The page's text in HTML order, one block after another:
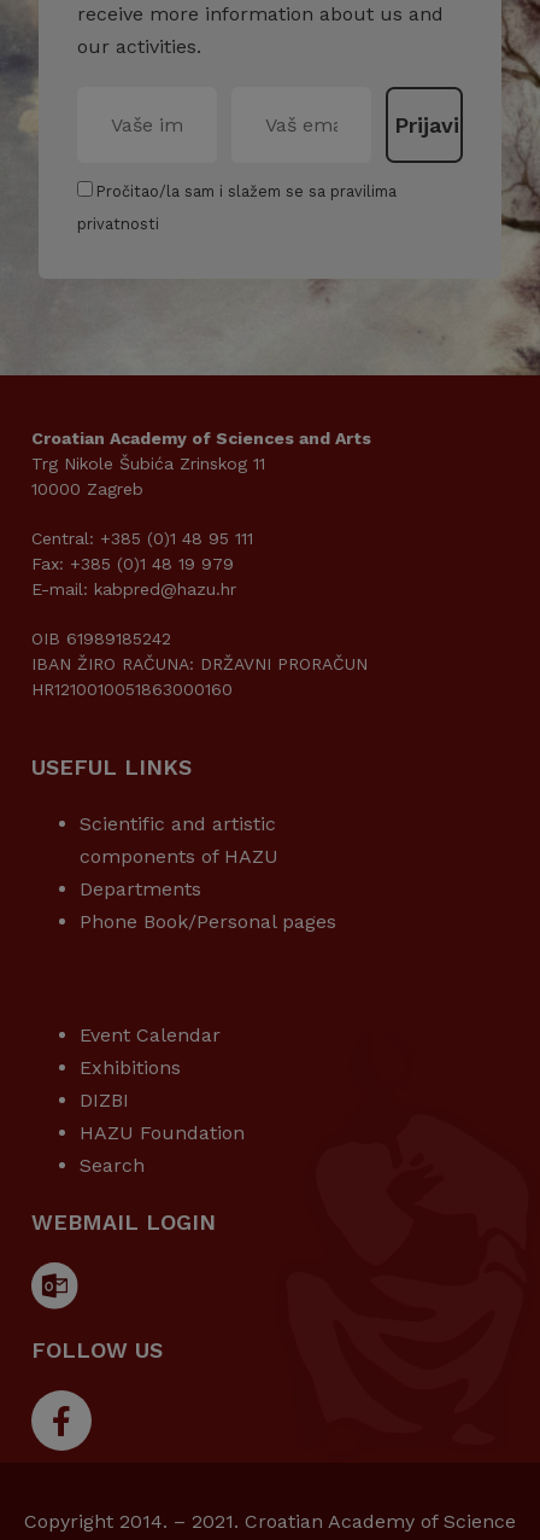
receive more information about us and
our activities.
Pročitao/la sam i slažem se sa pravilima
privatnosti
Croatian Academy of Sciences and Arts
Trg Nikole Šubića Zrinskog 11
10000 Zagreb
Central: +385 (0)1 48 95 111
Fax: +385 (0)1 48 19 979
E-mail: kabpred@hazu.hr
OIB 61989185242
IBAN ŽIRO RAČUNA: DRŽAVNI PRORAČUN
HR1210010051863000160
USEFUL LINKS
Scientific and artistic
components of HAZU
Departments
Phone Book/Personal pages
Event Calendar
Exhibitions
DIZBI
HAZU Foundation
Search
WEBMAIL LOGIN
FOLLOW US
Copyright 2014. – 2021. Croatian Academy of Science